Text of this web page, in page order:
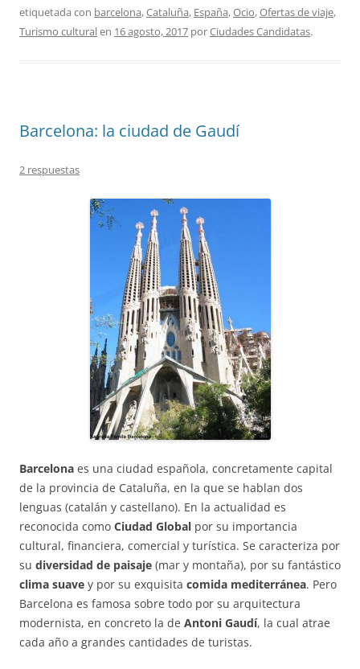
etiquetada con barcelona,Cataluña, España,Ocio,Ofertas de viaje,
Turismo culturalen 16 agosto, 2017 porCiudades Candidatas.
Barcelona: la ciudad de Gaudí
2 respuestas
Barcelona es una ciudad española, concretamente capital
de la provincia de Cataluña, en la que se hablan dos
lenguas (catalán y castellano). En la actualidad es
reconocida como Ciudad Global por su importancia
cultural, financiera, comercial y turística. Se caracteriza por
su diversidad de paisaje (mar y montaña), por su fantástico
clima suave y por su exquisita comida mediterránea. Pero
Barcelona es famosa sobre todo por su arquitectura
modernista, en concreto la de Antoni Gaudí, la cual atrae
cada año a grandes cantidades de turistas.